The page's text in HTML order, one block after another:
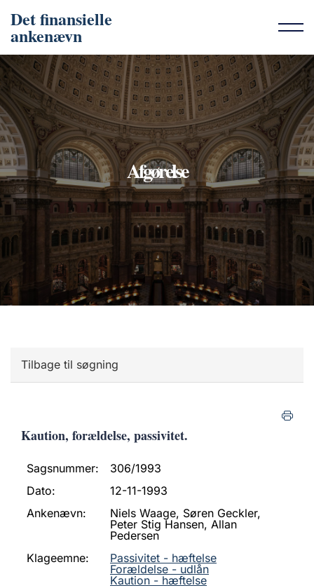
Det finansielle
ankenævn
Afgørelse
Tilbage til søgning
Kaution, forældelse, passivitet.
Sagsnummer:
306/1993
Dato:
12-11-1993
Ankenævn:
Niels Waage, Søren Geckler,
Peter Stig Hansen, Allan
Pedersen
Klageemne:
Passivitet - hæftelse
Forældelse - udlån
Kaution - hæftelse